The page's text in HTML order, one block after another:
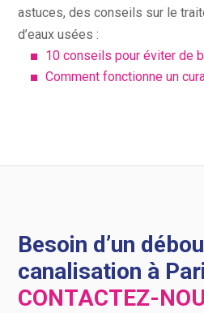
astuces, des conseils sur le
d’eaux usées :
10 conseils pour éviter de
Comment fonctionne un
Besoin d’un
canalisation à
CONTACTEZ-